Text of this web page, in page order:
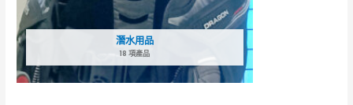
潛水用品
18 項產品